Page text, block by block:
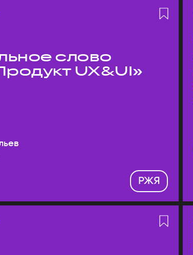
слово
UX&UI»
РЖЯ